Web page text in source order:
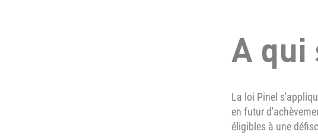
A
La loi Pinel
en futur
éligibles à une